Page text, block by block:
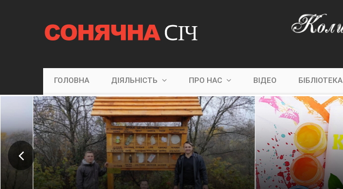
ГОЛОВНА ДІЯЛЬНІСТЬ ПРО НАС ВІДЕО БІБЛІОТЕКА